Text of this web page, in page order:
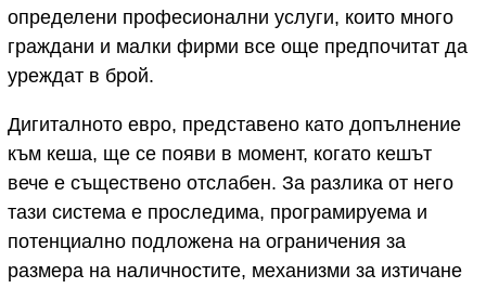
определени професионални услуги, които много
граждани и малки фирми все още предпочитат да
уреждат в брой.
Дигиталното евро, представено като допълнение
към кеша, ще се появи в момент, когато кешът
вече е съществено отслабен. За разлика от него
тази система е проследима, програмируема и
потенциално подложена на ограничения за
размера на наличностите, механизми за изтичане